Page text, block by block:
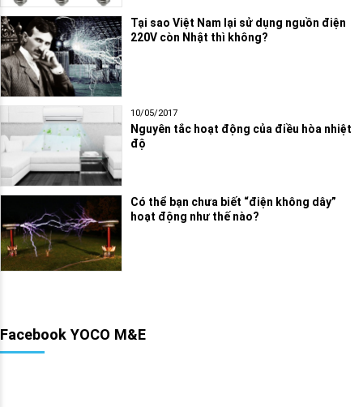
Tại sao Việt Nam lại sử dụng nguồn điện
220V còn Nhật thì không?
10/05/2017
Nguyên tắc hoạt động của điều hòa nhiệt
độ
Có thể bạn chưa biết “điện không dây”
hoạt động như thế nào?
Facebook YOCO M&E